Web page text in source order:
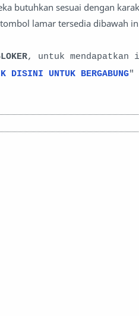
butuhkan sesuai dengan
lamar tersedia dibawah
, untuk mendapatkan
DISINI UNTUK BERGABUNG"